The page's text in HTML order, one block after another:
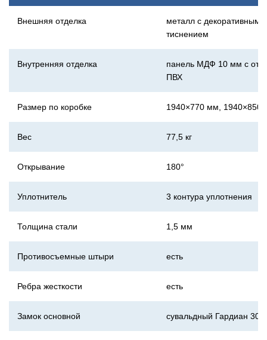
Внешняя отделка
металл с декоративным
тиснением
Внутренняя отделка
панель МДФ 10 мм с
ПВХ
Размер по коробке 1940×770 мм, 1940×850
Вес 77,5 кг
Открывание 180°
Уплотнитель 3 контура уплотнения
Толщина стали 1,5 мм
Противосъемные штыри есть
Ребра жесткости есть
Замок основной сувальдный Гардиан